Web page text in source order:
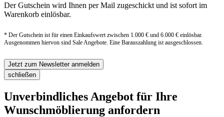
Der Gutschein wird Ihnen per Mail zugeschickt und ist sofort im
Warenkorb einlösbar.
* Der Gutschein ist für einen Einkaufswert zwischen 1.000 € und 6.000 € einlösbar.
Ausgenommen hiervon sind Sale Angebote. Eine Barauszahlung ist ausgeschlossen.
Jetzt zum Newsletter anmelden
schließen
Unverbindliches Angebot für Ihre
Wunschmöblierung anfordern